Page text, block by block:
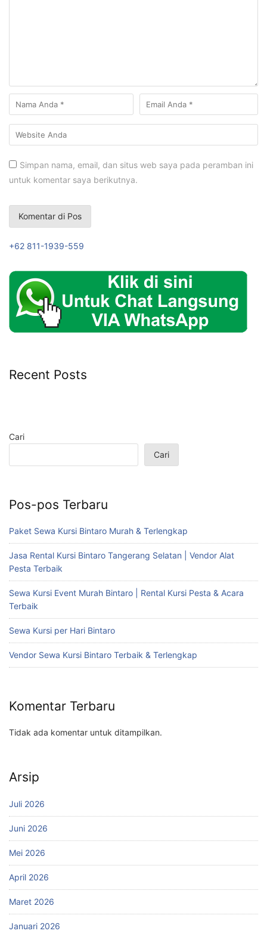
Simpan nama, email, dan situs web saya pada peramban ini
untuk komentar saya berikutnya.
+62 811-1939-559
Recent Posts
Cari
Cari
Pos-pos Terbaru
Paket Sewa Kursi Bintaro Murah & Terlengkap
Jasa Rental Kursi Bintaro Tangerang Selatan | Vendor Alat
Pesta Terbaik
Sewa Kursi Event Murah Bintaro | Rental Kursi Pesta & Acara
Terbaik
Sewa Kursi per Hari Bintaro
Vendor Sewa Kursi Bintaro Terbaik & Terlengkap
Komentar Terbaru
Tidak ada komentar untuk ditampilkan.
Arsip
Juli 2026
Juni 2026
Mei 2026
April 2026
Maret 2026
Januari 2026